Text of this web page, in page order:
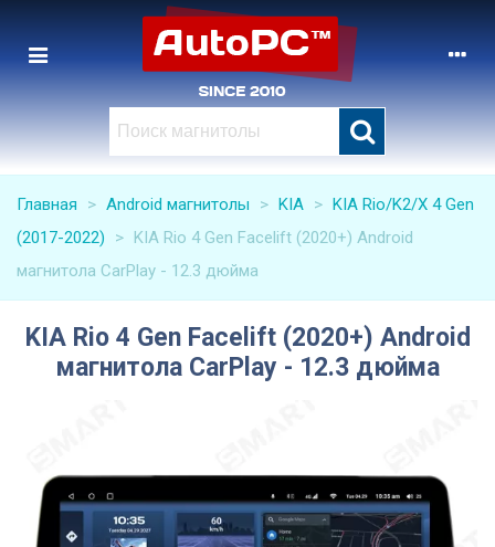
Главная > Android магнитолы > KIA > KIA Rio/K2/X 4 Gen
(2017-2022)
> KIA Rio 4 Gen Facelift (2020+) Android
магнитола CarPlay - 12.3 дюйма
KIA Rio 4 Gen Facelift (2020+) Android
магнитола CarPlay - 12.3 дюйма